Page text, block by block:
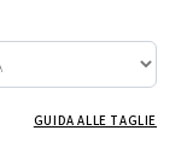
GUIDA ALLE TAGLIE